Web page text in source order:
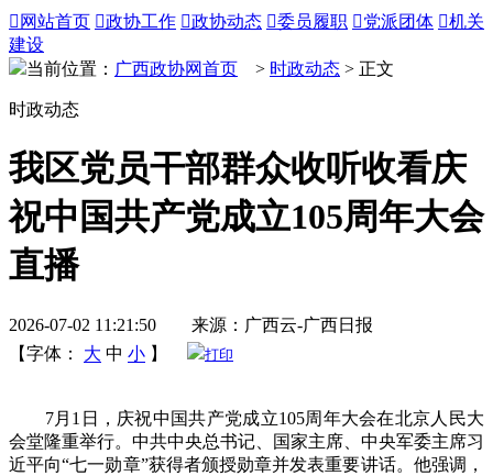
 网站首页 政协工作 政协动态 委员履职 党派团体 机关
建设
当前位置： 广西政协网首页 > 时政动态 > 正文
时政动态
我区党员干部群众收听收看庆
祝中国共产党成立105周年大会
直播
2026-07-02 11:21:50 来源：广西云-广西日报
【字体：
大 中 小 】 打印
7月1日，庆祝中国共产党成立105周年大会在北京人民大
会堂隆重举行。中共中央总书记、国家主席、中央军委主席习
近平向“七一勋章”获得者颁授勋章并发表重要讲话。他强调，